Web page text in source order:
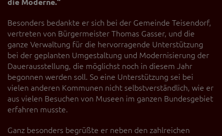
Diese Website nutzt Matomo Analytics für die Auswertung der
ausschließlich auf unseren eigenen Servern gespeichert. Eine
Übertragung an Dritte erfolgt nicht. Wir verwenden die Funktion
AnonymizeIP zur Anonymisierung Ihrer IP-Adresse, so dass diese gekürzt
wird und nicht mehr Ihrem Besuch auf unserer Internetseite zugeordnet
werden kann.
YouTube / Vimeo
Videos werden über die Plattformen YouTube oder Vimeo eingebunden.
Wir nutzen YouTube im erweiterten Datenschutzmodus. Dieser Modus
bewirkt laut YouTube, dass YouTube keine Informationen über die
die Moderne.“
Besonders bedankte er sich bei der Gemeinde Teisendorf,
vertreten von Bürgermeister Thomas Gasser, und die
ganze Verwaltung für die hervorragende Unterstützung
bei der geplanten Umgestaltung und Modernisierung der
Dauerausstellung, die möglichst noch in diesem Jahr
begonnen werden soll. So eine Unterstützung sei bei
vielen anderen Kommunen nicht selbstverständlich, wie er
aus vielen Besuchen von Museen im ganzen Bundesgebiet
erfahren musste.
Ganz besonders begrüßte er neben den zahlreichen